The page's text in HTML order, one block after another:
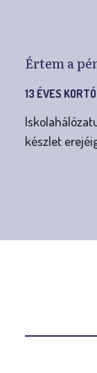
Értem a
13 ÉVES
készlet